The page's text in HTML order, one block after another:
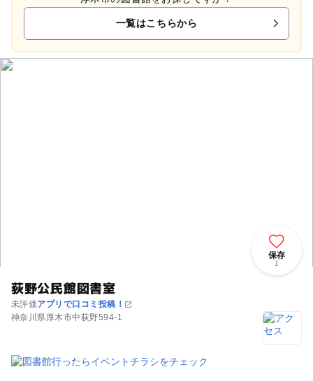
一覧はこちらから
荻野公民館図書室
未評価アプリで口コミ投稿！
神奈川県厚木市中荻野594-1
保存
1